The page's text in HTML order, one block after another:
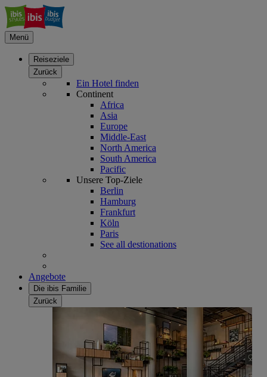
Menü
Reiseziele
Zurück
Ein Hotel finden
Continent
Africa
Asia
Europe
Middle-East
North America
South America
Pacific
Unsere Top-Ziele
Berlin
Hamburg
Frankfurt
Köln
Paris
See all destionations
Angebote
Die ibis Familie
Zurück